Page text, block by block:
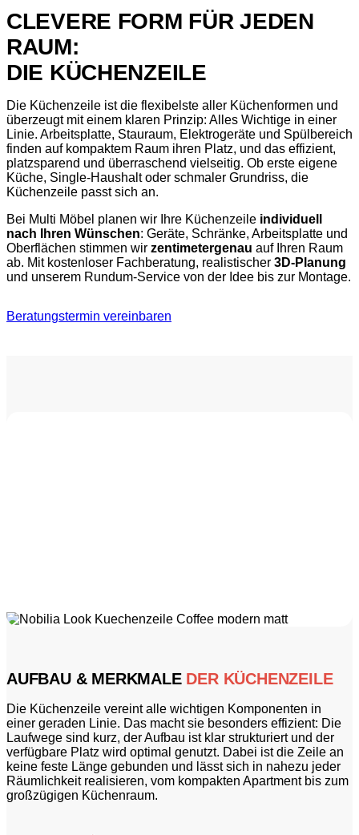
CLEVERE FORM FÜR JEDEN
RAUM:
DIE KÜCHENZEILE
Die Küchenzeile ist die flexibelste aller Küchenformen und
überzeugt mit einem klaren Prinzip: Alles Wichtige in einer
Linie. Arbeitsplatte, Stauraum, Elektrogeräte und Spülbereich
finden auf kompaktem Raum ihren Platz, und das effizient,
platzsparend und überraschend vielseitig. Ob erste eigene
Küche, Single-Haushalt oder schmaler Grundriss, die
Küchenzeile passt sich an.
Bei Multi Möbel planen wir Ihre Küchenzeile individuell
nach Ihren Wünschen: Geräte, Schränke, Arbeitsplatte und
Oberflächen stimmen wir zentimetergenau auf Ihren Raum
ab. Mit kostenloser Fachberatung, realistischer 3D-Planung
und unserem Rundum-Service von der Idee bis zur Montage.
Beratungstermin vereinbaren
AUFBAU & MERKMALE DER KÜCHENZEILE
Die Küchenzeile vereint alle wichtigen Komponenten in
einer geraden Linie. Das macht sie besonders effizient: Die
Laufwege sind kurz, der Aufbau ist klar strukturiert und der
verfügbare Platz wird optimal genutzt. Dabei ist die Zeile an
keine feste Länge gebunden und lässt sich in nahezu jeder
Räumlichkeit realisieren, vom kompakten Apartment bis zum
großzügigen Küchenraum.